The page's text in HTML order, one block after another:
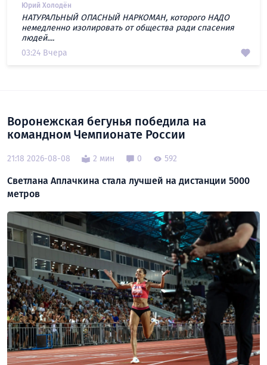
Юрий Холодён
НАТУРАЛЬНЫЙ ОПАСНЫЙ НАРКОМАН, которого НАДО
немедленно изолировать от общества ради спасения
людей....
03:24 Вчера
Воронежская бегунья победила на
командном Чемпионате России
21:18 2026-08-08 2 мин 0 592
Светлана Аплачкина стала лучшей на дистанции 5000
метров